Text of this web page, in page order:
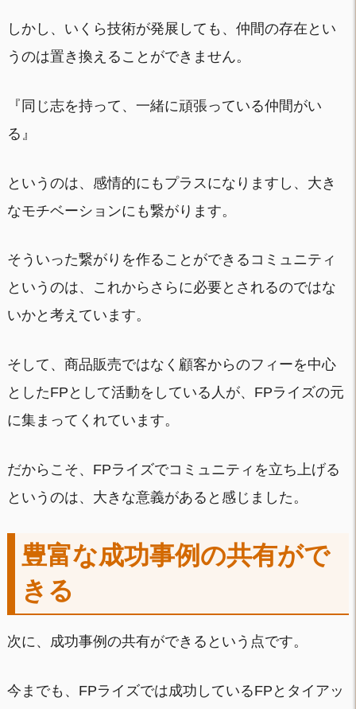
しかし、いくら技術が発展しても、仲間の存在とい
うのは置き換えることができません。
『同じ志を持って、一緒に頑張っている仲間がい
る』
というのは、感情的にもプラスになりますし、大き
なモチベーションにも繋がります。
そういった繋がりを作ることができるコミュニティ
というのは、これからさらに必要とされるのではな
いかと考えています。
そして、商品販売ではなく顧客からのフィーを中心
としたFPとして活動をしている人が、FPライズの元
に集まってくれています。
だからこそ、FPライズでコミュニティを立ち上げる
というのは、大きな意義があると感じました。
豊富な成功事例の共有がで
きる
次に、成功事例の共有ができるという点です。
今までも、FPライズでは成功しているFPとタイアッ